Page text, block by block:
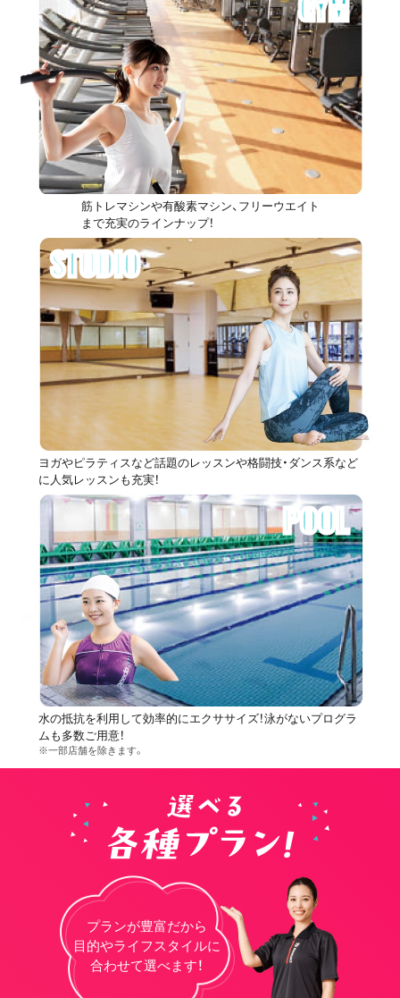
筋トレマシンや有酸素マシン、フリーウエイト
まで充実のラインナップ！
STUDIO
ヨガやピラティスなど話題のレッスンや格闘技・ダンス系など
に人気レッスンも充実！
POOL
水の抵抗を利用して効率的にエクササイズ！泳がないプログラ
ムも多数ご用意！
※一部店舗を除きます。
プランが豊富だから
目的やライフスタイルに
合わせて選べます！